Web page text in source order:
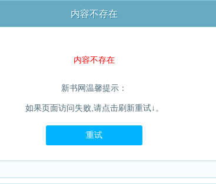
内容不存在
内容不存在
新书网温馨提示：
如果页面访问失败,请点击刷新重试↓。
重试